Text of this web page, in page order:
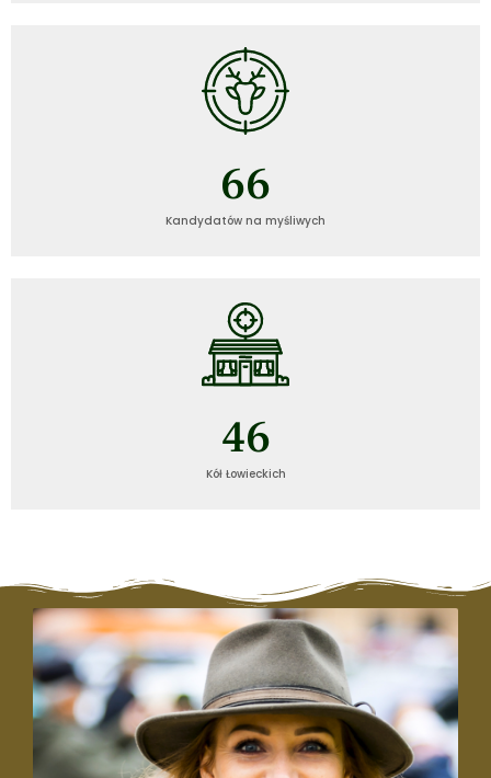
Kandydatów na myśliwych
67
Kół Łowieckich
47